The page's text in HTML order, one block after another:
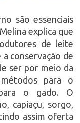
são essenciais
explica que
de leite
conservação de
ser por meio da
para o
o gado. O
capiaçu, sorgo,
assim oferta